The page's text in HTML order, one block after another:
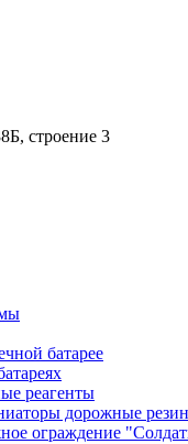
строение 3
батарее
реагенты
дорожные
ограждение